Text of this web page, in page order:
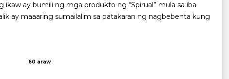
ay bumili ng mga produkto ng “Spirual” mula sa iba
ay maaaring sumailalim sa patakaran ng nagbebenta kung
60 araw